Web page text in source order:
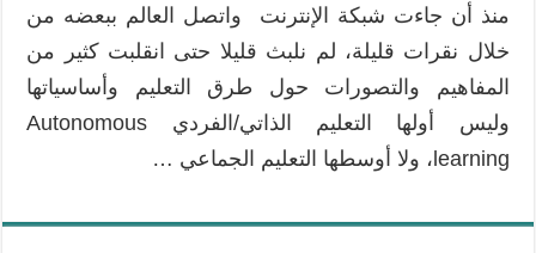
منذ أن جاءت شبكة الإنترنت واتصل العالم ببعضه من
خلال نقرات قليلة، لم نلبث قليلا حتى انقلبت كثير من
المفاهيم والتصورات حول طرق التعليم وأساسياتها
وليس أولها التعليم الذاتي/الفردي Autonomous
learning، ولا أوسطها التعليم الجماعي …